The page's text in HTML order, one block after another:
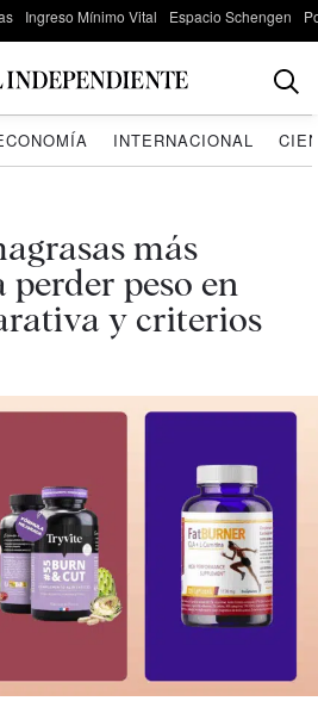
Ingreso Mínimo Vital Espacio Schengen
INTERNACIONAL
más
perder peso en
y criterios